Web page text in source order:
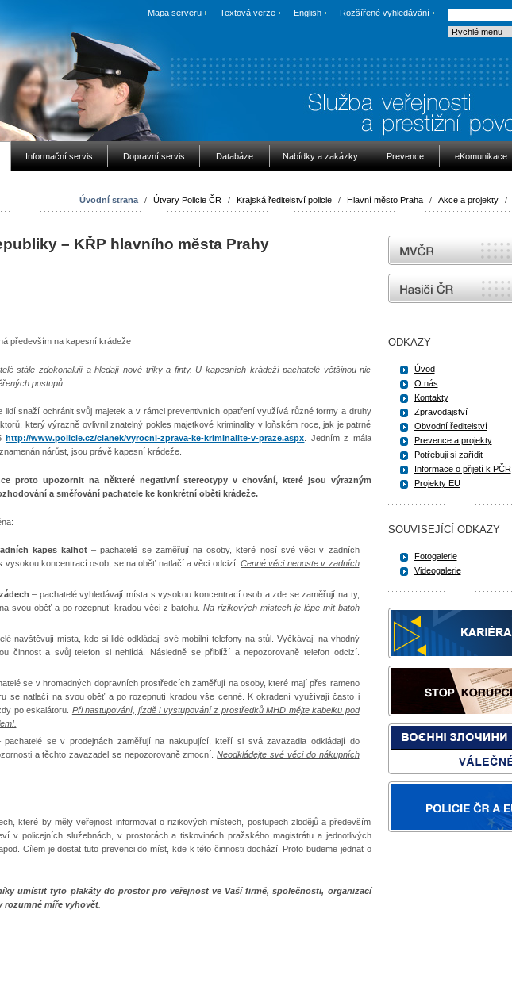
Mapa serveru Textová verze English Rozšířené vyhledávání
Informační servis Dopravní servis Databáze Nabídky a zakázky Prevence eKomunikace
Úvodní strana / Útvary Policie ČR / Krajská ředitelství policie / Hlavní město Praha / Akce a projekty /
– KŘP hlavního města Prahy
především na kapesní krádeže
stále zdokonalují a hledají nové triky a finty. U kapesních krádeží pachatelé většinou nic
postupů.
lidí snaží ochránit svůj majetek a v rámci preventivních opatření využívá různé formy a druhy
který výrazně ovlivnil znatelný pokles majetkové kriminality v loňském roce, jak je patrné
http://www.policie.cz/clanek/vyrocni-zprava-ke-kriminalite-v-praze.aspx . Jedním z mála
nárůst, jsou právě kapesní krádeže.
proto upozornit na některé negativní stereotypy v chování, které jsou výrazným
a směřování pachatele ke konkrétní oběti krádeže.
kapes kalhot– pachatelé se zaměřují na osoby, které nosí své věci v zadních
vysokou koncentrací osob, se na oběť natlačí a věci odcizí.Cenné věci nenoste v zadních
– pachatelé vyhledávají místa s vysokou koncentrací osob a zde se zaměřují na ty,
svou oběť a po rozepnutí kradou věci z batohu.Na rizikových místech je lépe mít batoh
navštěvují místa, kde si lidé odkládají své mobilní telefony na stůl. Vyčkávají na vhodný
činnost a svůj telefon si nehlídá. Následně se přiblíží a nepozorovaně telefon odcizí.
se v hromadných dopravních prostředcích zaměřují na osoby, které mají přes rameno
se natlačí na svou oběť a po rozepnutí kradou vše cenné. K okradení využívají často i
po eskalátoru. Při nastupování, jízdě i vystupování z prostředků MHD mějte kabelku pod
pachatelé se v prodejnách zaměřují na nakupující, kteří si svá zavazadla odkládají do
a těchto zavazadel se nepozorovaně zmocní.Neodkládejte své věci do nákupních
které by měly veřejnost informovat o rizikových místech, postupech zlodějů a především
v policejních služebnách, v prostorách a tiskovinách pražského magistrátu a jednotlivých
Cílem je dostat tuto prevenci do míst, kde k této činnosti dochází. Proto budeme jednat o
umístit tyto plakáty do prostor pro veřejnost ve Vaší firmě, společnosti, organizací
rozumné míře vyhovět.
MVČR
internetové stránky Hasiči ČR
ODKAZY
Úvod
O nás
Kontakty
Zpravodajství
Obvodní ředitelství
Prevence a projekty
Potřebuji si zařídit
Informace o přijetí k PČR
Projekty EU
SOUVISEJÍCÍ ODKAZY
Fotogalerie
Videogalerie